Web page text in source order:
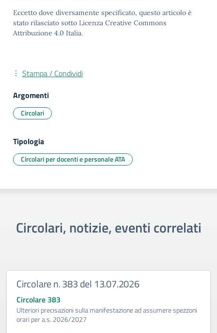
Eccetto dove diversamente specificato, questo articolo è
stato rilasciato sotto Licenza Creative Commons
Attribuzione 4.0 Italia.
Stampa / Condividi
Argomenti
Circolari
Tipologia
Circolari per docenti e personale ATA
Circolari, notizie, eventi correlati
Circolare n. 383 del 13.07.2026
Circolare 383
Ulteriori precisazioni sulla manifestazione ad assumere spezzoni
orari per a.s. 2026/2027